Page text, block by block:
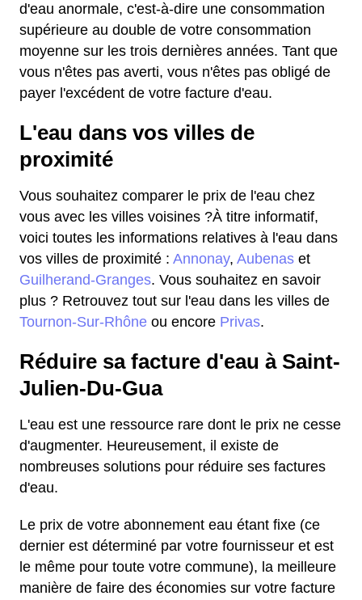
d'eau anormale, c'est-à-dire une consommation
supérieure au double de votre consommation
moyenne sur les trois dernières années. Tant que
vous n'êtes pas averti, vous n'êtes pas obligé de
payer l'excédent de votre facture d'eau.
L'eau dans vos villes de
proximité
Vous souhaitez comparer le prix de l'eau chez
vous avec les villes voisines ?À titre informatif,
voici toutes les informations relatives à l'eau dans
vos villes de proximité : Annonay, Aubenas et
Guilherand-Granges. Vous souhaitez en savoir
plus ? Retrouvez tout sur l'eau dans les villes de
Tournon-Sur-Rhône ou encore Privas.
Réduire sa facture d'eau à Saint-
Julien-Du-Gua
L'eau est une ressource rare dont le prix ne cesse
d'augmenter. Heureusement, il existe de
nombreuses solutions pour réduire ses factures
d'eau.
Le prix de votre abonnement eau étant fixe (ce
dernier est déterminé par votre fournisseur et est
le même pour toute votre commune), la meilleure
manière de faire des économies sur votre facture